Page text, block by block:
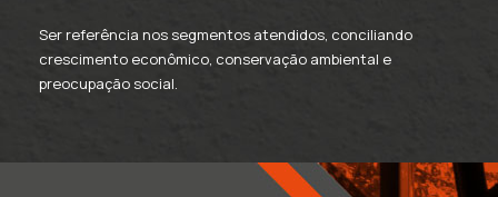
Ser referência nos segmentos atendidos, conciliando
crescimento econômico, conservação ambiental e
preocupação social.